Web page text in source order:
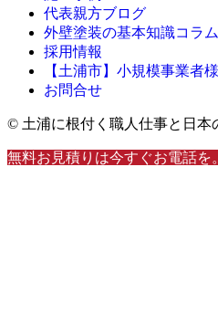
代表親方ブログ
外壁塗装の基本知識コラム
採用情報
【土浦市】小規模事業者
お問合せ
© 土浦に根付く職人仕事と日本
無料お見積りは今すぐお電話を。